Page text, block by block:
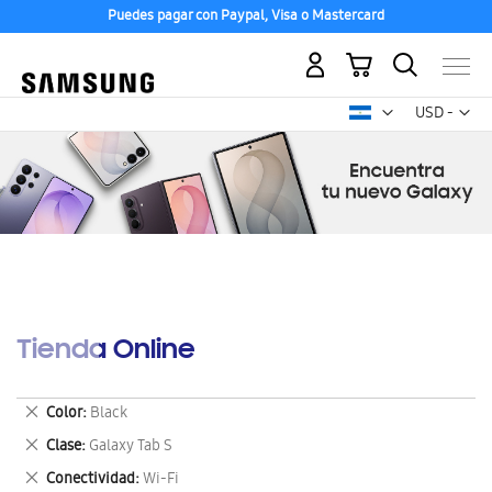
Puedes pagar con Paypal, Visa o Mastercard
USD -
dólar
Mi carrito
Tienda Online
Color Black
Eliminar
este
artículo
Clase Galaxy Tab S
Eliminar
este
Conectividad Wi-Fi
Eliminar